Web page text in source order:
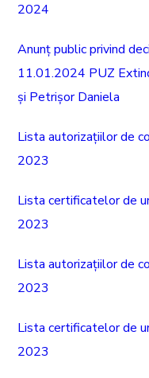
2024
Anunț public privind
11.01.2024 PUZ
și Petrișor Daniela
Lista autorizațiilor de
2023
Lista certificatelor de
2023
Lista autorizațiilor de
2023
Lista certificatelor de
2023